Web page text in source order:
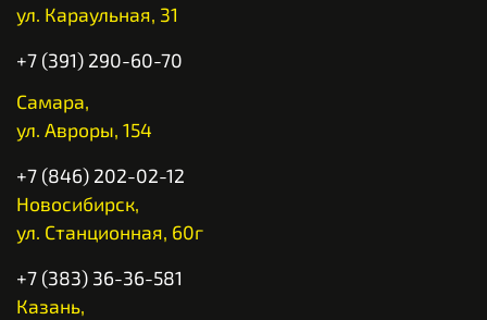
ул. Караульная, 31
+7 (391) 290-60-70
Самара,
ул. Авроры, 154
+7 (846) 202-02-12
Новосибирск,
ул. Станционная, 60г
+7 (383) 36-36-581
Казань,